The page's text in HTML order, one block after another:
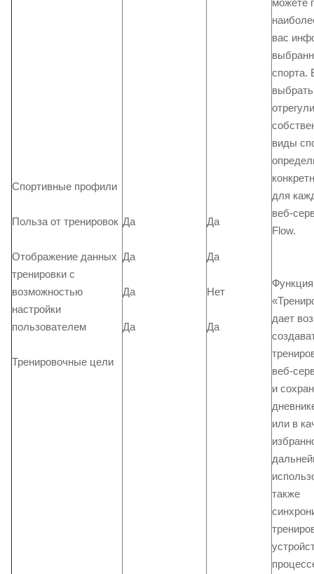
Спортивные профили
Польза от тренировок
Отображение данных
тренировки с
возможностью
настройки
пользователем
Тренировочные цели
Да
Да
Да
Да
Да
Да
Нет
Да
можете
вас
спорта.
виды
для
веб-
Flow.
Функция
дает
веб-
и
или в
также